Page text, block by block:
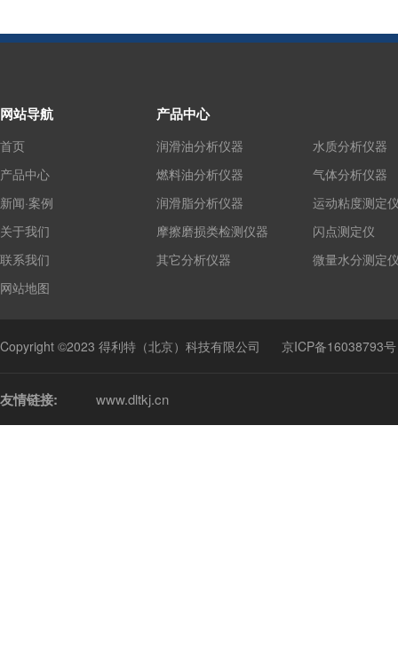
网站导航
首页
产品中心
新闻·案例
关于我们
联系我们
网站地图
产品中心
润滑油分析仪器
燃料油分析仪器
润滑脂分析仪器
摩擦磨损类检测仪器
其它分析仪器
水质分析仪器
气体分析仪器
运动粘度测定
闪点测定仪
微量水分测定
Copyright ©2023 得利特（北京）科技有限公司 京ICP备16038793号
友情链接: www.dltkj.cn